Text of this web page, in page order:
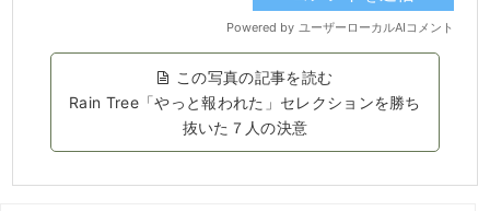
この写真の記事を読む
Rain Tree「やっと報われた」セレクションを勝ち
抜いた７人の決意